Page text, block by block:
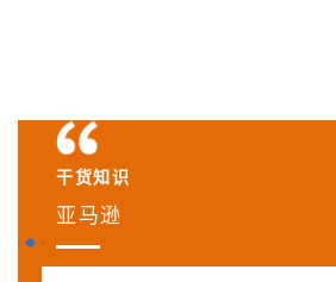
干货知识
亚马逊